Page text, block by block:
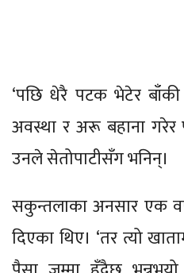
‘पछि धेरै पटक भेटेर
अवस्था र अरू बहाना गरेर
उनले सेतोपाटीसँग भनिन्।
सकुन्तलाका अनसार एक
दिएका थिए। ‘तर त्यो